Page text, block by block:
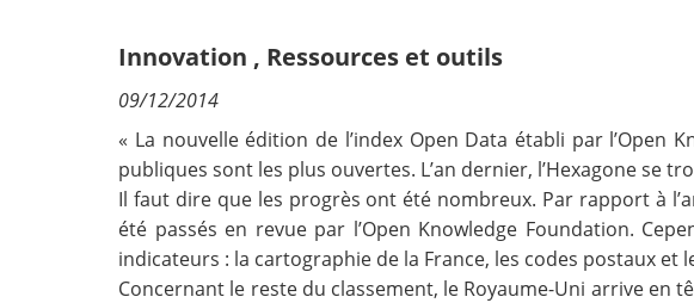
Qui sommes nous ?
Nous suivre
Innovation , Ressources et outils
09/12/2014
« La nouvelle édition de l’index Open Data établi par
publiques sont les plus ouvertes. L’an dernier, l’Hexagone se
Il faut dire que les progrès ont été nombreux. Par rapport à
été passés en revue par l’Open Knowledge Foundation.
indicateurs : la cartographie de la France, les codes postaux et
Concernant le reste du classement, le Royaume-Uni arrive en